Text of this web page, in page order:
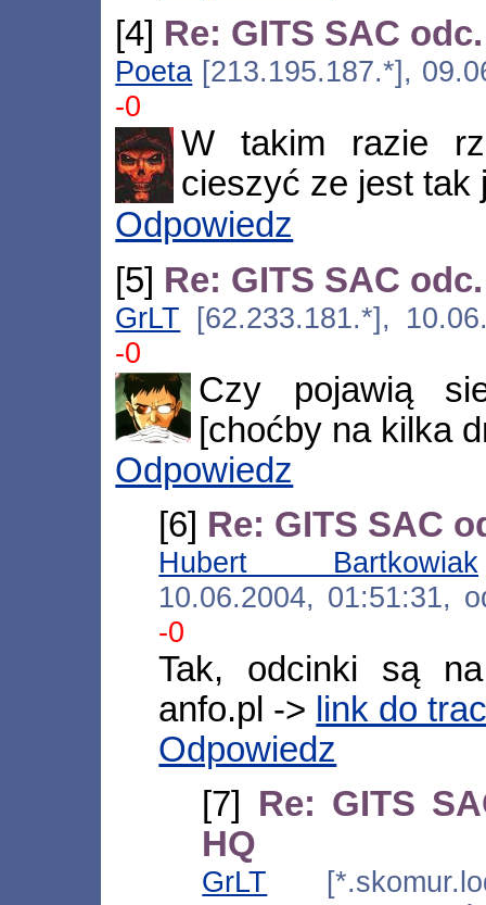
[4] Re: GITS SAC
Poeta [213.195.187.*],
-0
W takim razie
cieszyć ze jest tak
Odpowiedz
[5] Re: GITS SAC
GrLT [62.233.181.*],
-0
Czy pojawią
[choćby na kilka
Odpowiedz
[6] Re: GITS SAC
Hubert Bartkowiak
10.06.2004, 01:51:31,
-0
Tak, odcinki są
anfo.pl -> link do
Odpowiedz
[7] Re: GITS
HQ
GrLT